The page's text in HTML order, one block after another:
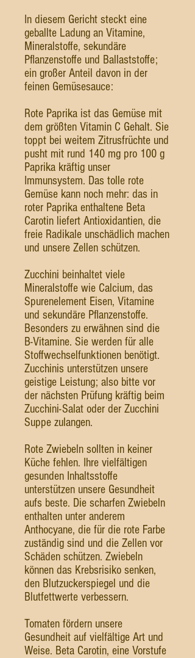
In diesem Gericht steckt eine
geballte Ladung an Vitamine,
Mineralstoffe, sekundäre
Pflanzenstoffe und Ballaststoffe;
ein großer Anteil davon in der
feinen Gemüsesauce:
Rote Paprika ist das Gemüse mit
dem größten Vitamin C Gehalt. Sie
toppt bei weitem Zitrusfrüchte und
pusht mit rund 140 mg pro 100 g
Paprika kräftig unser
Immunsystem. Das tolle rote
Gemüse kann noch mehr: das in
roter Paprika enthaltene Beta
Carotin liefert Antioxidantien, die
freie Radikale unschädlich machen
und unsere Zellen schützen.
Zucchini beinhaltet viele
Mineralstoffe wie Calcium, das
Spurenelement Eisen, Vitamine
und sekundäre Pflanzenstoffe.
Besonders zu erwähnen sind die
B-Vitamine. Sie werden für alle
Stoffwechselfunktionen benötigt.
Zucchinis unterstützen unsere
geistige Leistung; also bitte vor
der nächsten Prüfung kräftig beim
Zucchini-Salat oder der Zucchini
Suppe zulangen.
Rote Zwiebeln sollten in keiner
Küche fehlen. Ihre vielfältigen
gesunden Inhaltsstoffe
unterstützen unsere Gesundheit
aufs beste. Die scharfen Zwiebeln
enthalten unter anderem
Anthocyane, die für die rote Farbe
zuständig sind und die Zellen vor
Schäden schützen. Zwiebeln
können das Krebsrisiko senken,
den Blutzuckerspiegel und die
Blutfettwerte verbessern.
Tomaten fördern unsere
Gesundheit auf vielfältige Art und
Weise. Beta Carotin, eine Vorstufe